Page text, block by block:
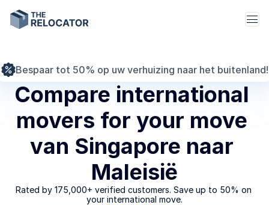
Bespaar tot 50% op uw verhuizing naar het buitenland!
Compare international
movers for your move
van Singapore naar
Maleisië
Rated by 175,000+ verified customers. Save up to 50% on
your international move.